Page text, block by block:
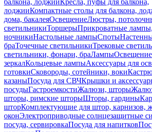
балкона, лоджииКресла, пуфы для балкона,
лоджииКомпактные столы для балкона,
дома, бакалеяОсвещениеЛюстры,
светильникиТоршерыПрикроватные лампы,
ночникиНастольные лампыСпоты
браТочечные светильникиТрековые
светильники, фонари, браЛампы
зеркалКольцевые лампыАксессуары для
готовкиСковороды, сотейники, воки
казаныПосуда для СВЧКрышки и
посудыГастроемкостиЖалюзи, шторы
шторы, римские шторыШторы, гардины
шторКомплектующие для штор, карнизов,
оконЭлектроприводные солнцезащитные
посуда, сервировкаПосуда для напитков